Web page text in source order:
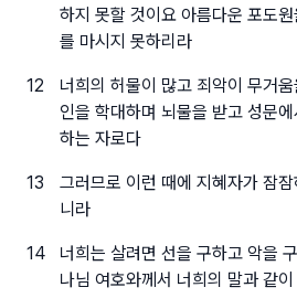
하지 못할 것이요 아름다운 포도
를 마시지 못하리라
12
너희의 허물이 많고 죄악이 무거
인을 학대하며 뇌물을 받고 성문
하는 자로다
13
그러므로 이런 때에 지혜자가 잠
니라
14
너희는 살려면 선을 구하고 악을
나님 여호와께서 너희의 말과 같